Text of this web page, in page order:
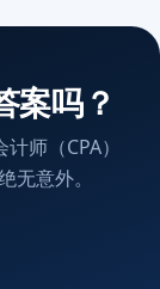
案吗？
师（CPA）
意外。